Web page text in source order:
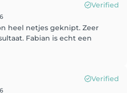
Verified
heel netjes geknipt. Zeer
Fabian is echt een
Verified